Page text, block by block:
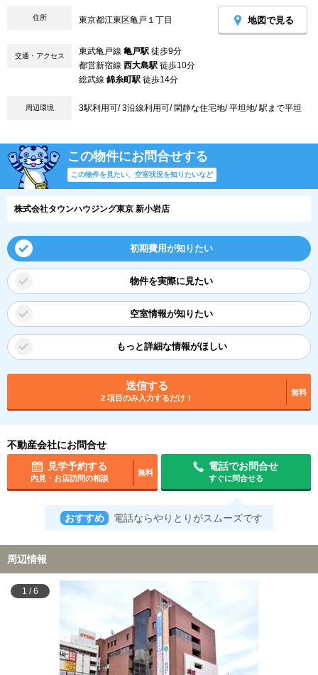
住所 東京都江東区亀戸１丁目 地図で見る
交通・アクセス 東武亀戸線 亀戸駅 徒歩9分
都営新宿線 西大島駅 徒歩10分
総武線 錦糸町駅 徒歩14分
周辺環境 3駅利用可/ 3沿線利用可/ 閑静な住宅地/ 平坦地/ 駅まで平坦
この物件にお問合せする
この物件を見たい、空室状況を知りたいなど
株式会社タウンハウジング東京 新小岩店
初期費用が知りたい
物件を実際に見たい
空室情報が知りたい
もっと詳細な情報がほしい
送信する
2 項目のみ入力するだけ！
無料
不動産会社にお問合せ
見学予約する
内見・お店訪問の相談
無料
電話でお問合せ
すぐに問合せる
おすすめ 電話ならやりとりがスムーズです
周辺情報
1 /6